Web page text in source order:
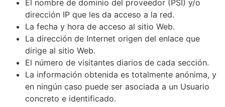
El nombre de dominio del proveedor (PSI) y/o
dirección IP que les da acceso a la red.
La fecha y hora de acceso al sitio Web.
La dirección de Internet origen del enlace que
dirige al sitio Web.
El número de visitantes diarios de cada sección.
La información obtenida es totalmente anónima, y
en ningún caso puede ser asociada a un Usuario
concreto e identificado.